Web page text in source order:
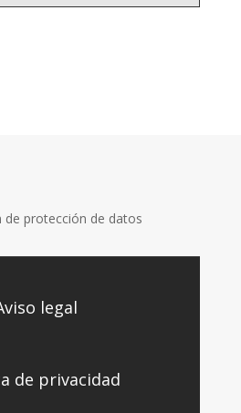
de protección de datos
legal
de privacidad